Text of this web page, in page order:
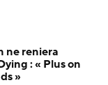
ne reniera
: « Plus on
»